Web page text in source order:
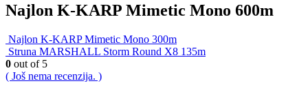
Najlon K-KARP Mimetic Mono 600m
Najlon K-KARP Mimetic Mono 300m
Struna MARSHALL Storm Round X8 135m
0 out of 5
( Još nema recenzija. )